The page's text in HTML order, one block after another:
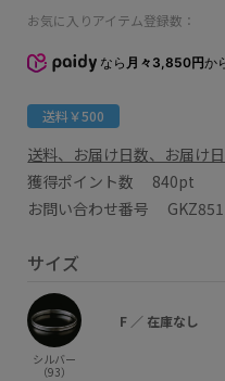
お気に入りアイテム登録数：
なら 月々3,850円か
送料￥500
送料、お届け日数、お届け
獲得ポイント数 840pt
お問い合わせ番号
サイズ
シルバー
（93）
F ／ 在庫なし